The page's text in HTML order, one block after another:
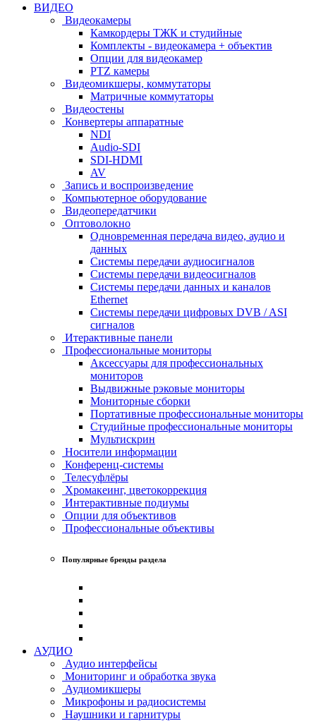
ВИДЕО
Видеокамеры
Камкордеры ТЖК и студийные
Комплекты - видеокамера + объектив
Опции для видеокамер
PTZ камеры
Видеомикшеры, коммутаторы
Матричные коммутаторы
Видеостены
Конвертеры аппаратные
NDI
Audio-SDI
SDI-HDMI
AV
Запись и воспроизведение
Компьютерное оборудование
Видеопередатчики
Оптоволокно
Одновременная передача видео, аудио и
данных
Системы передачи аудиосигналов
Системы передачи видеосигналов
Системы передачи данных и каналов
Ethernet
Системы передачи цифровых DVB / ASI
сигналов
Итерактивные панели
Профессиональные мониторы
Аксессуары для профессиональных
мониторов
Выдвижные рэковые мониторы
Мониторные сборки
Портативные профессиональные мониторы
Студийные профессиональные мониторы
Мультискрин
Носители информации
Конференц-системы
Телесуфлёры
Хромакеинг, цветокоррекция
Интерактивные подиумы
Опции для объективов
Профессиональные объективы
Популярные бренды раздела
АУДИО
Аудио интерфейсы
Мониторинг и обработка звука
Аудиомикшеры
Микрофоны и радиосистемы
Наушники и гарнитуры